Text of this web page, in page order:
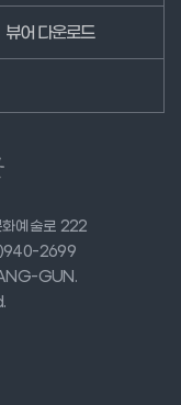
뷰어 다운로드
예술로 222
2699
GUN.